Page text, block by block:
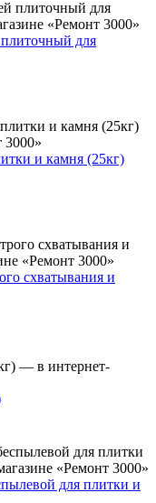
для
и камня (25кг)
схватывания и
для плитки и